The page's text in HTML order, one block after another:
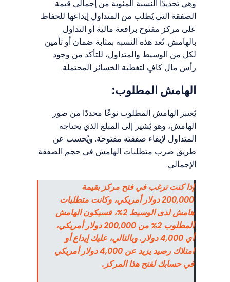
وهي تحديدًا النسبة المئوية من إجمالي قيمة
الصفقة التي يُطلب من المتداول إيداعها للحفاظ
على مركز مفتوح برافعة مالية أو التداول
بالهامش. تُعد هذه النسبة بمثابة ضمان أو تأمين
لكل من الوسيط والمتداول، للتأكد من وجود
رأس مال كافٍ لتغطية الخسائر المحتملة.
الهامش المطلوب:
يُعتبر الهامش المطلوب نوعًا محددًا من صور
الهامش، وهو يُشير إلى المبلغ الذي يحتاجه
المتداول لإبقاء صفقته مفتوحة. ويُحسب عن
طريق ضرب متطلبات الهامش في حجم الصفقة
الإجمالي.
إذا كنت ترغب في فتح مركز بقيمة
200,000 دولار أمريكي، وكانت متطلبات
هامش لدى الوسيط 2%، فسيكون الهامش
المطلوب 2% من 200,000 دولار أمريكي،
أي 4,000 دولار. وبالتالي، عليك إيداع أو
امتلاك رصيد يزيد عن 4,000 دولار أمريكي
في حسابك لفتح هذا المركز.